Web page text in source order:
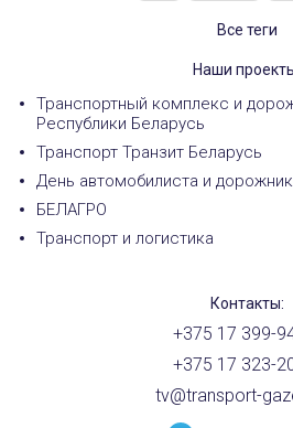
Все теги
Наши
Транспортный комплекс и
Республики Беларусь
Транспорт Транзит Беларусь
День автомобилиста и
БЕЛАГРО
Транспорт и логистика
Контакты:
+375 17 399-
+375 17 323-
tv@transport-